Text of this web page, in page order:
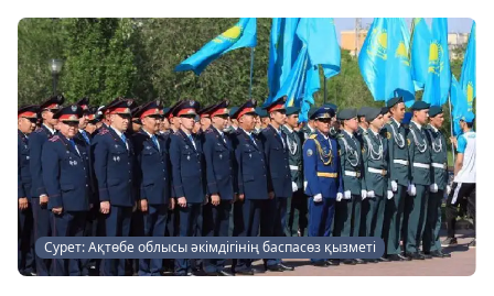
Сурет: Ақтөбе облысы әкімдігінің баспасөз қызметі